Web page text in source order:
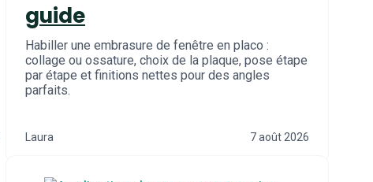
guide
Habiller une embrasure de fenêtre en placo :
collage ou ossature, choix de la plaque, pose étape
par étape et finitions nettes pour des angles
parfaits.
Laura 7 août 2026